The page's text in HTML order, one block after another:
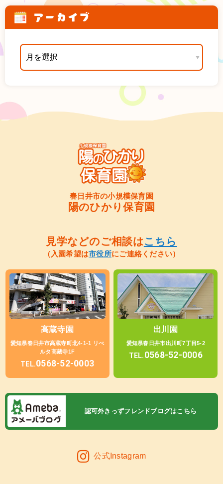
アーカイブ
春日井市の小規模保育園
陽のひかり保育園
見学などのご相談はこちら
（入園希望は市役所にご連絡ください）
高蔵寺園
愛知県春日井市高蔵寺町北4-1-1 リべ
ルタ高蔵寺1F
TEL.0568-52-0003
出川園
愛知県春日井市出川町7丁目5-2
TEL.0568-52-0006
認可外きっずフレンドブログはこちら
公式Instagram